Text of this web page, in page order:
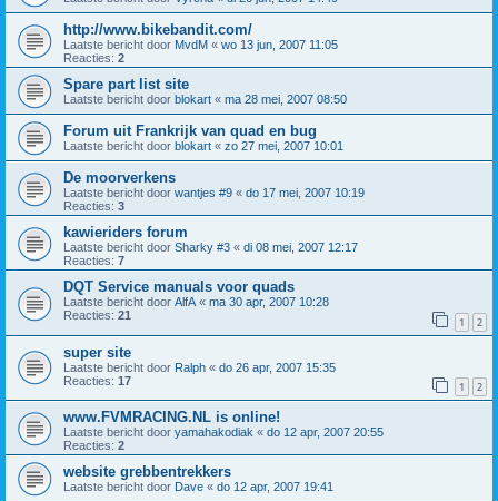
http://www.bikebandit.com/
Laatste bericht door MvdM « wo 13 jun, 2007 11:05
Reacties: 2
Spare part list site
Laatste bericht door blokart « ma 28 mei, 2007 08:50
Forum uit Frankrijk van quad en bug
Laatste bericht door blokart « zo 27 mei, 2007 10:01
De moorverkens
Laatste bericht door wantjes #9 « do 17 mei, 2007 10:19
Reacties: 3
kawieriders forum
Laatste bericht door Sharky #3 « di 08 mei, 2007 12:17
Reacties: 7
DQT Service manuals voor quads
Laatste bericht door AlfA « ma 30 apr, 2007 10:28
Reacties: 21 1 2
super site
Laatste bericht door Ralph « do 26 apr, 2007 15:35
Reacties: 17 1 2
www.FVMRACING.NL is online!
Laatste bericht door yamahakodiak « do 12 apr, 2007 20:55
Reacties: 2
website grebbentrekkers
Laatste bericht door Dave « do 12 apr, 2007 19:41